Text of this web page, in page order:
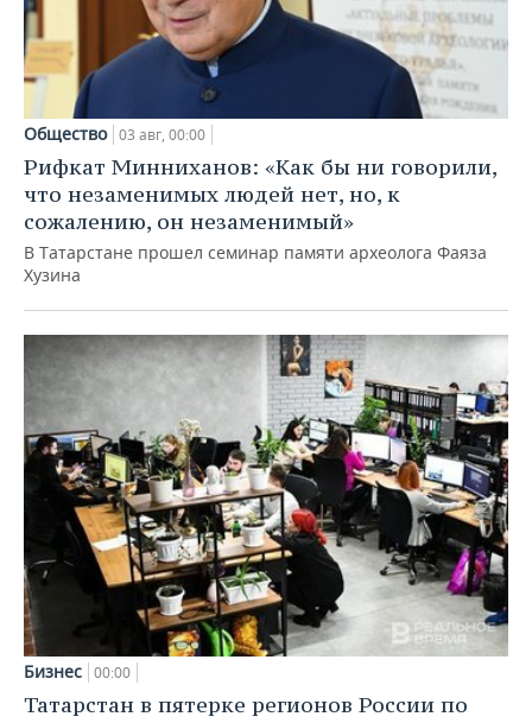
Общество 03 авг, 00:00
Рифкат Минниханов: «Как бы ни говорили,
что незаменимых людей нет, но, к
сожалению, он незаменимый»
В Татарстане прошел семинар памяти археолога Фаяза
Хузина
Бизнес 00:00
Татарстан в пятерке регионов России по